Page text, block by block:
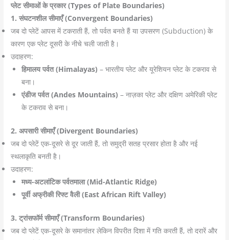
प्लेट सीमाओं के प्रकार (Types of Plate Boundaries)
1. संघटनशील सीमाएँ (Convergent Boundaries)
जब दो प्लेटें आपस में टकराती हैं, तो पर्वत बनते हैं या उपसरण (Subduction) के
कारण एक प्लेट दूसरी के नीचे चली जाती है।
उदाहरण:
हिमालय पर्वत (Himalayas) – भारतीय प्लेट और यूरेशियन प्लेट के टकराव से
बना।
एंडीज पर्वत (Andes Mountains) – नाज़का प्लेट और दक्षिण अमेरिकी प्लेट
के टकराव से बना।
2. अपसारी सीमाएँ (Divergent Boundaries)
जब दो प्लेटें एक-दूसरे से दूर जाती हैं, तो समुद्री सतह प्रसार होता है और नई
स्थलाकृति बनती है।
उदाहरण:
मध्य-अटलांटिक पर्वतमाला (Mid-Atlantic Ridge)
पूर्वी अफ्रीकी रिफ्ट वैली (East African Rift Valley)
3. ट्रांसफॉर्म सीमाएँ (Transform Boundaries)
जब दो प्लेटें एक-दूसरे के समानांतर लेकिन विपरीत दिशा में गति करती हैं, तो दरारें और